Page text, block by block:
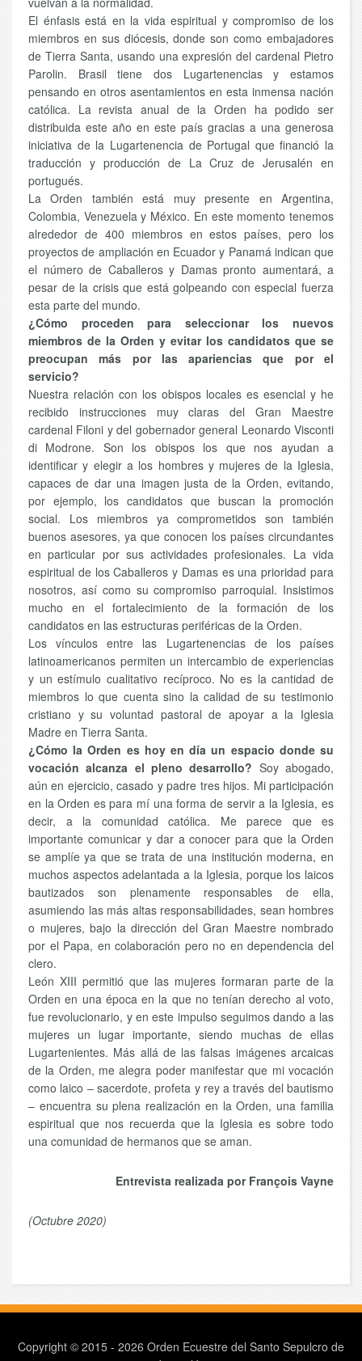
El énfasis está en la vida espiritual y compromiso de los
miembros en sus diócesis, donde son como embajadores
de Tierra Santa, usando una expresión del cardenal Pietro
Parolin. Brasil tiene dos Lugartenencias y estamos
pensando en otros asentamientos en esta inmensa nación
católica. La revista anual de la Orden ha podido ser
distribuida este año en este país gracias a una generosa
iniciativa de la Lugartenencia de Portugal que financió la
traducción y producción de La Cruz de Jerusalén en
portugués.
La Orden también está muy presente en Argentina,
Colombia, Venezuela y México. En este momento tenemos
alrededor de 400 miembros en estos países, pero los
proyectos de ampliación en Ecuador y Panamá indican que
el número de Caballeros y Damas pronto aumentará, a
pesar de la crisis que está golpeando con especial fuerza
esta parte del mundo.
¿Cómo proceden para seleccionar los nuevos
miembros de la Orden y evitar los candidatos que se
preocupan más por las apariencias que por el
servicio?
Nuestra relación con los obispos locales es esencial y he
recibido instrucciones muy claras del Gran Maestre
cardenal Filoni y del gobernador general Leonardo Visconti
di Modrone. Son los obispos los que nos ayudan a
identificar y elegir a los hombres y mujeres de la Iglesia,
capaces de dar una imagen justa de la Orden, evitando,
por ejemplo, los candidatos que buscan la promoción
social. Los miembros ya comprometidos son también
buenos asesores, ya que conocen los países circundantes
en particular por sus actividades profesionales. La vida
espiritual de los Caballeros y Damas es una prioridad para
nosotros, así como su compromiso parroquial. Insistimos
mucho en el fortalecimiento de la formación de los
candidatos en las estructuras periféricas de la Orden.
Los vínculos entre las Lugartenencias de los países
latinoamericanos permiten un intercambio de experiencias
y un estímulo cualitativo recíproco. No es la cantidad de
miembros lo que cuenta sino la calidad de su testimonio
cristiano y su voluntad pastoral de apoyar a la Iglesia
Madre en Tierra Santa.
¿Cómo la Orden es hoy en día un espacio donde su
vocación alcanza el pleno desarrollo? Soy abogado,
aún en ejercicio, casado y padre tres hijos. Mi participación
en la Orden es para mí una forma de servir a la Iglesia, es
decir, a la comunidad católica. Me parece que es
importante comunicar y dar a conocer para que la Orden
se amplíe ya que se trata de una institución moderna, en
muchos aspectos adelantada a la Iglesia, porque los laicos
bautizados son plenamente responsables de ella,
asumiendo las más altas responsabilidades, sean hombres
o mujeres, bajo la dirección del Gran Maestre nombrado
por el Papa, en colaboración pero no en dependencia del
clero.
León XIII permitió que las mujeres formaran parte de la
Orden en una época en la que no tenían derecho al voto,
fue revolucionario, y en este impulso seguimos dando a las
mujeres un lugar importante, siendo muchas de ellas
Lugartenientes. Más allá de las falsas imágenes arcaicas
de la Orden, me alegra poder manifestar que mi vocación
como laico – sacerdote, profeta y rey a través del bautismo
– encuentra su plena realización en la Orden, una familia
espiritual que nos recuerda que la Iglesia es sobre todo
una comunidad de hermanos que se aman.
Entrevista realizada por François Vayne
(Octubre 2020)
Copyright © 2015 - 2026 Orden Ecuestre del Santo Sepulcro de